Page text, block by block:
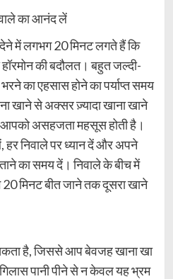
का आनंद लें
में लगभग 20 मिनट लगते हैं कि
की बदौलत। बहुत जल्दी-
का एहसास होने का पर्याप्त समय
खाने से अक्सर ज़्यादा खाना खाने
असहजता महसूस होती है।
हर निवाले पर ध्यान दें और अपने
का समय दें। निवाले के बीच में
मिनट बीत जाने तक दूसरा खाने
है, जिससे आप बेवजह खाना खा
पानी पीने से न केवल यह भ्रम